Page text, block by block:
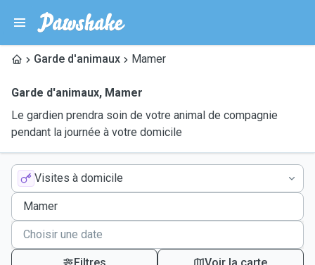
Garde d'animaux Mamer
Garde d'animaux, Mamer
Le gardien prendra soin de votre animal de compagnie
pendant la journée à votre domicile
Visites à domicile